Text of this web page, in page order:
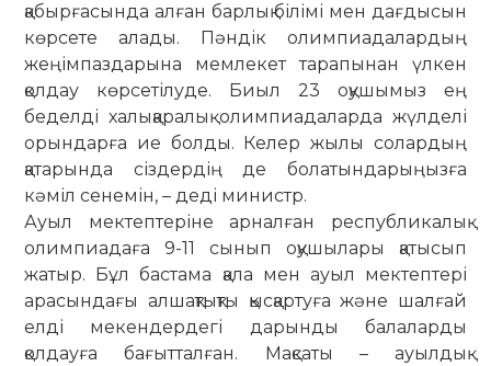
қабырғасында алған барлық білімі мен дағдысын
көрсете алады. Пәндік олимпиадалардың
жеңімпаздарына мемлекет тарапынан үлкен
қолдау көрсетілуде. Биыл 23 оқушымыз ең
беделді халықаралық олимпиа­даларда жүлделі
орындарға ие болды. Келер жылы солардың
қатарында сіздердің де болатындарыңызға
кәміл сенемін, – деді министр.
Ауыл мектептеріне арналған республикалық
олимпиа­даға 9-11 сынып оқушылары қатысып
жатыр. Бұл бастама қала мен ауыл мектептері
арасындағы алшақтықты қысқартуға және шалғай
елді мекендердегі дарынды балаларды
қолдауға бағытталған. Мақсаты – ауылдық